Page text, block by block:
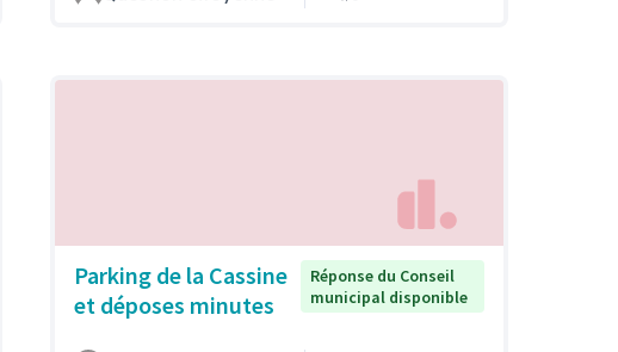
Parking de la Cassine
et déposes minutes
Réponse du Conseil
municipal disponible